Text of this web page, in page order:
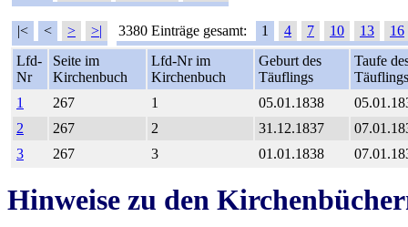
|< < > >| 3380 Einträge gesamt: 1 4 7 10 13
16
Lfd-
Nr
Seite im
Kirchenbuch
Lfd-Nr im
Kirchenbuch
Geburt des
Täuflings
Taufe
Täuflings
1
267 1 05.01.1838
2
267 2 31.12.1837
3
267 3 01.01.1838
Hinweise zu den